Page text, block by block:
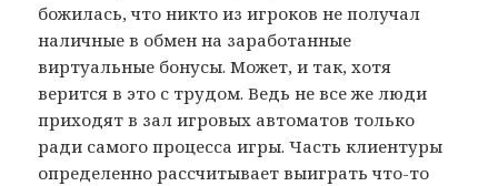
божилась, что никто из игроков не получал
наличные в обмен на заработанные
виртуальные бонусы. Может, и так, хотя
верится в это с трудом. Ведь не все же люди
приходят в зал игровых автоматов только
ради самого процесса игры. Часть клиентуры
определенно рассчитывает выиграть что-то